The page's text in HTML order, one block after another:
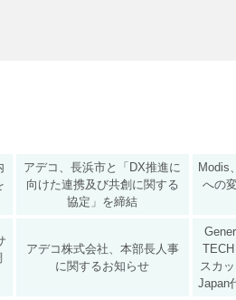
アデコ、長浜市と「DX推進に
向けた連携及び共創に関する
協定」を締結
Modis
への
アデコ株式会社、本部長人事
に関するお知らせ
スカ
Japan